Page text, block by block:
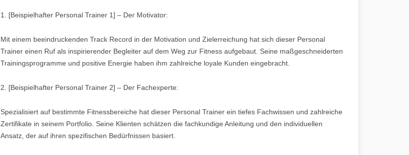
1. [Beispielhafter Personal Trainer 1] – Der Motivator:
Mit einem beeindruckenden Track Record in der Motivation und Zielerreichung hat sich dieser Personal
Trainer einen Ruf als inspirierender Begleiter auf dem Weg zur Fitness aufgebaut. Seine maßgeschneiderten
Trainingsprogramme und positive Energie haben ihm zahlreiche loyale Kunden eingebracht.
2. [Beispielhafter Personal Trainer 2] – Der Fachexperte:
Spezialisiert auf bestimmte Fitnessbereiche hat dieser Personal Trainer ein tiefes Fachwissen und zahlreiche
Zertifikate in seinem Portfolio. Seine Klienten schätzen die fachkundige Anleitung und den individuellen
Ansatz, der auf ihren spezifischen Bedürfnissen basiert.